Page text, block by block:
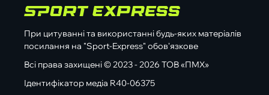
При цитуванні та використанні будь-яких матеріалів
посилання на "Sport-Express" обов'язкове
Всі права захищені © 2023 - 2026 ТОВ «ПМХ»
Ідентифікатор медіа R40-06375